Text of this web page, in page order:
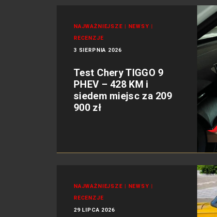
NAJWAŻNIEJSZE | NEWSY |
RECENZJE
3 SIERPNIA 2026
Test Chery TIGGO 9
PHEV – 428 KM i
siedem miejsc za 209
900 zł
NAJWAŻNIEJSZE | NEWSY |
RECENZJE
29 LIPCA 2026